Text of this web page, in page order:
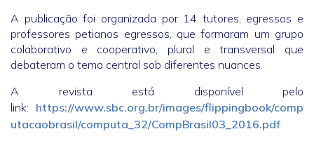
A publicação foi organizada por 14 tutores, egressos e
professores petianos egressos, que formaram um grupo
colaborativo e cooperativo, plural e transversal que
debateram o tema central sob diferentes nuances.
A revista está disponível pelo
link: https://www.sbc.org.br/images/flippingbook/comp
utacaobrasil/computa_32/CompBrasil03_2016.pdf